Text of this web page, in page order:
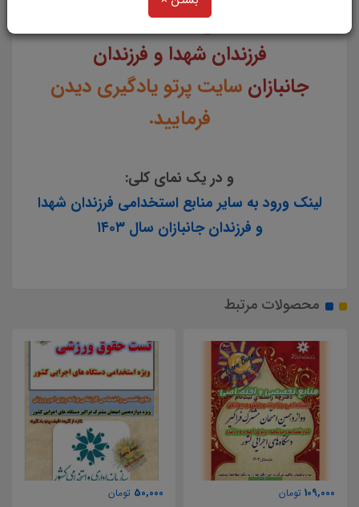
از دیگر منابع آزمون استخدامی
فرزندان شهدا و فرزندان
جانبازان سایت پرتو یادگیری دیدن
فرمایید.
و در یک نمای کلی:
لینک ورود به سایر منابع استخدامی فرزندان شهدا
و فرزندان جانبازان سال ۱۴۰۳
محصولات مرتبط
50,000 تومان
194,000 تومان